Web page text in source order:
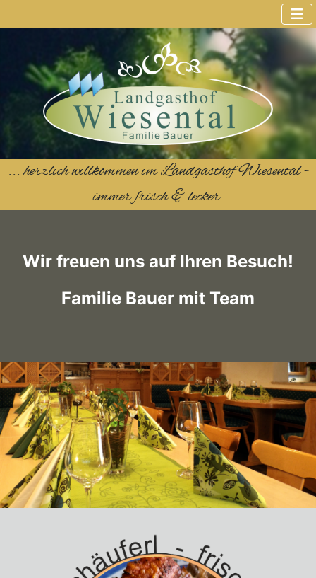
... herzlich willkommen im Landgasthof Wiesental -
immer frisch & lecker
Wir freuen uns auf Ihren Besuch!
Familie Bauer mit Team